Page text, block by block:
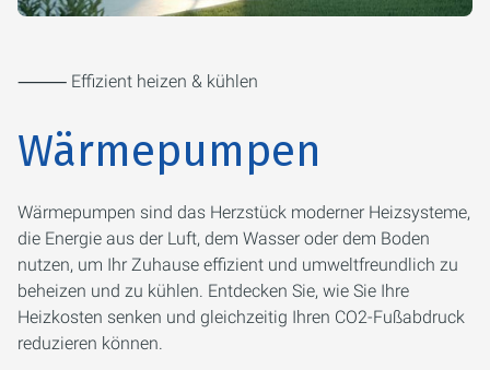
⸻ Effizient heizen & kühlen
Wärmepumpen
Wärmepumpen sind das Herzstück moderner Heizsysteme,
die Energie aus der Luft, dem Wasser oder dem Boden
nutzen, um Ihr Zuhause effizient und umweltfreundlich zu
beheizen und zu kühlen. Entdecken Sie, wie Sie Ihre
Heizkosten senken und gleichzeitig Ihren CO2-Fußabdruck
reduzieren können.